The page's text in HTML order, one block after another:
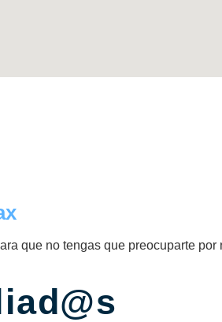
que no tengas que preocuparte por